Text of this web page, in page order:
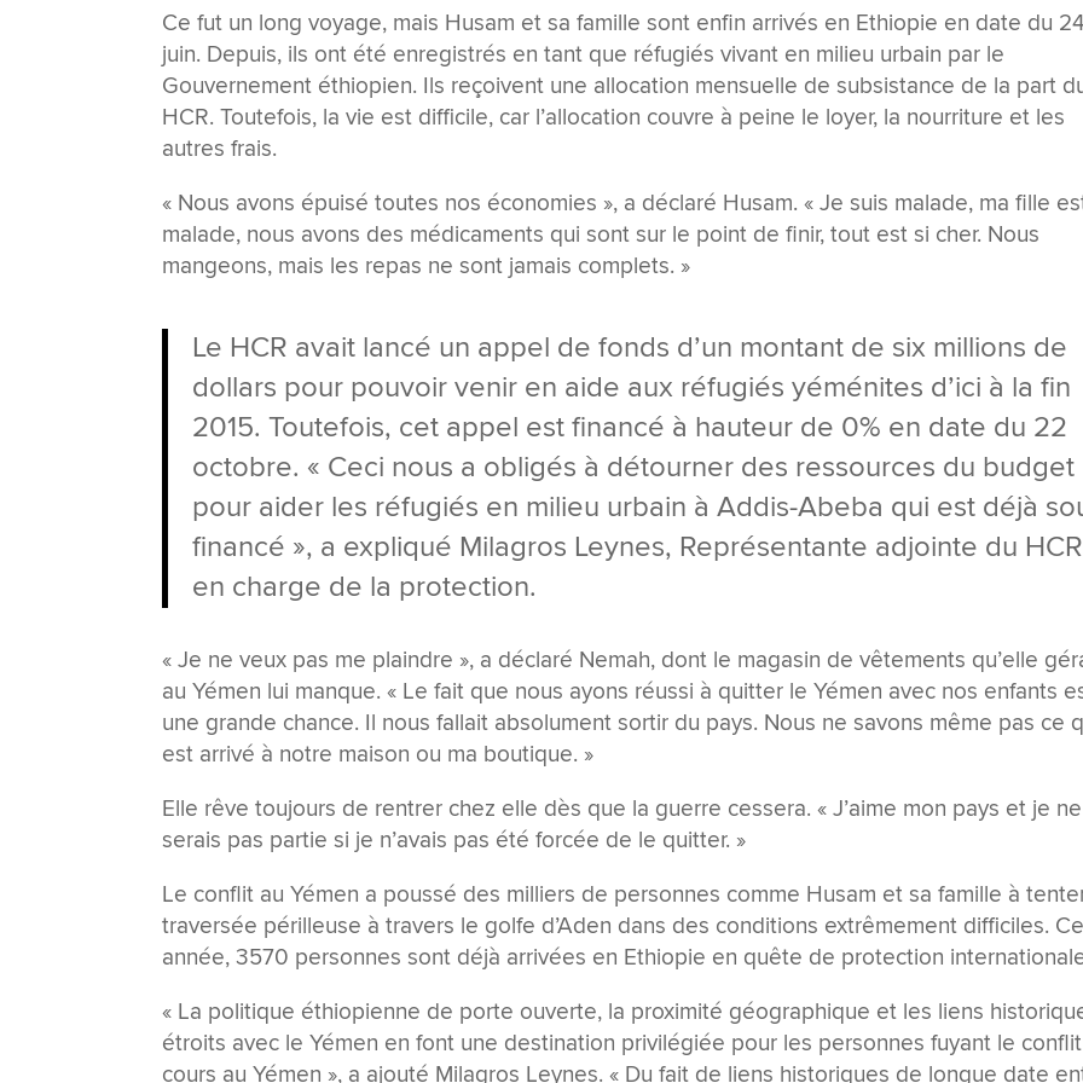
Ce fut un long voyage, mais Husam et sa famille sont enfin arrivés en Ethiopie en date du 24
juin. Depuis, ils ont été enregistrés en tant que réfugiés vivant en milieu urbain par le
Gouvernement éthiopien. Ils reçoivent une allocation mensuelle de subsistance de la part
HCR. Toutefois, la vie est difficile, car l’allocation couvre à peine le loyer, la nourriture et les
autres frais.
« Nous avons épuisé toutes nos économies », a déclaré Husam. « Je suis malade, ma fille
malade, nous avons des médicaments qui sont sur le point de finir, tout est si cher. Nous
mangeons, mais les repas ne sont jamais complets. »
Le HCR avait lancé un appel de fonds d’un montant de six millions de
dollars pour pouvoir venir en aide aux réfugiés yéménites d’ici à la fin
2015. Toutefois, cet appel est financé à hauteur de 0% en date du 22
octobre. « Ceci nous a obligés à détourner des ressources du budget
pour aider les réfugiés en milieu urbain à Addis-Abeba qui est déjà
financé », a expliqué Milagros Leynes, Représentante adjointe du HCR
en charge de la protection.
« Je ne veux pas me plaindre », a déclaré Nemah, dont le magasin de vêtements qu’elle
au Yémen lui manque. « Le fait que nous ayons réussi à quitter le Yémen avec nos enfants
une grande chance. Il nous fallait absolument sortir du pays. Nous ne savons même pas ce
est arrivé à notre maison ou ma boutique. »
Elle rêve toujours de rentrer chez elle dès que la guerre cessera. « J’aime mon pays et je ne
serais pas partie si je n’avais pas été forcée de le quitter. »
Le conflit au Yémen a poussé des milliers de personnes comme Husam et sa famille à
traversée périlleuse à travers le golfe d’Aden dans des conditions extrêmement difficiles.
année, 3570 personnes sont déjà arrivées en Ethiopie en quête de protection
« La politique éthiopienne de porte ouverte, la proximité géographique et les liens
étroits avec le Yémen en font une destination privilégiée pour les personnes fuyant le
cours au Yémen », a ajouté Milagros Leynes. « Du fait de liens historiques de longue date